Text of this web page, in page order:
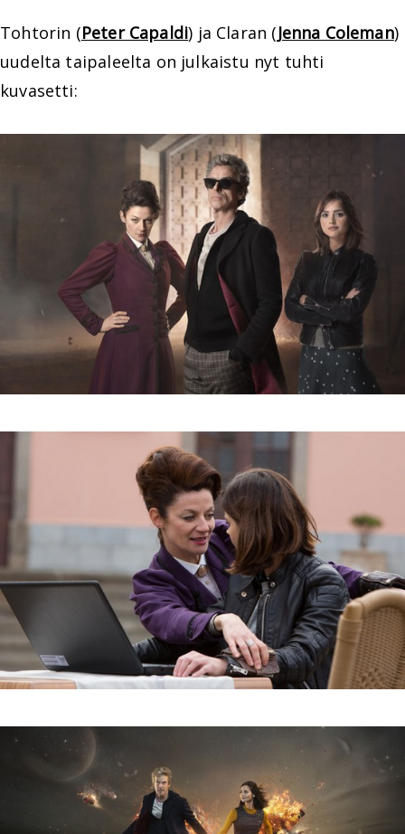
Tohtorin (Peter Capaldi) ja Claran (Jenna Coleman)
uudelta taipaleelta on julkaistu nyt tuhti
kuvasetti: